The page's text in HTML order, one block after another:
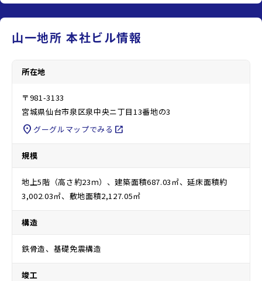
山一地所 本社ビル情報
所在地
〒981-3133
宮城県仙台市泉区泉中央ニ丁目13番地の3
location_on グーグルマップでみる open_in_new
規模
地上5階（高さ約23ｍ）、建築面積687.03㎡、延床面積約
3,002.03㎡、敷地面積2,127.05㎡
構造
鉄骨造、基礎免震構造
竣工